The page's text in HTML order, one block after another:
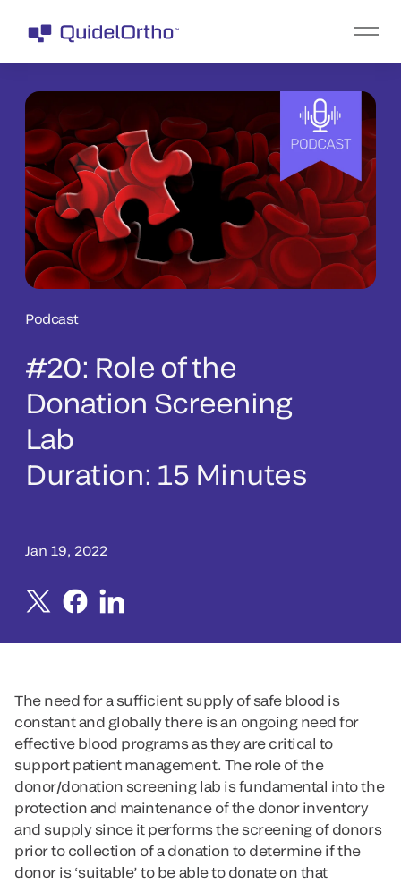
Podcast
#20: Role of the
Donation Screening
Lab
Duration: 15 Minutes
Jan 19, 2022
The need for a sufficient supply of safe blood is
constant and globally there is an ongoing need for
effective blood programs as they are critical to
support patient management. The role of the
donor/donation screening lab is fundamental into the
protection and maintenance of the donor inventory
and supply since it performs the screening of donors
prior to collection of a donation to determine if the
donor is ‘suitable’ to be able to donate on that